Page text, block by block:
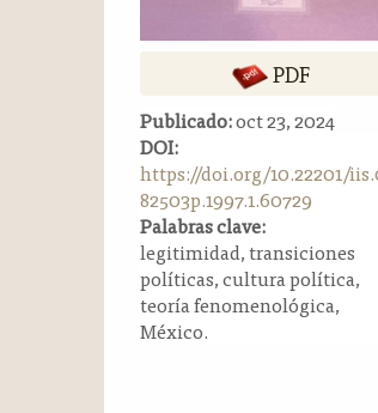
PDF
Publicado:oct 23, 2024
DOI:
https://doi.org/10.22201/
82503p.1997.1.60729
Palabras clave:
legitimidad, transiciones
políticas, cultura política,
teoría fenomenológica,
México.